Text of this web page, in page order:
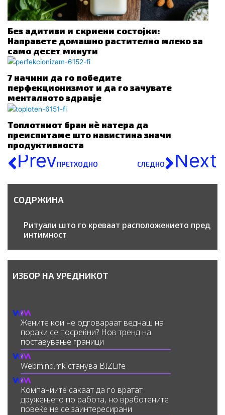
Без адитиви и скриени состојки:
Направете домашно растително млеко за
само десет минути
7 начини да го победите
перфекционизмот и да го зачувате
менталното здравје
Топлотниот бран нè натера да
преиспитаме што навистина значи
продуктивноста
PrevПРЕТХОДНО СЛЕДНО Next
СОДРЖИНА
Ритуали што го креваат расположението пред
интимност
ИЗБОР НА УРЕДНИКОТ
Жените кои не одговараат веднаш на
пораки се посреќни? Нов тренд на
поставување граници
Webmind.mk станува BIZLife
Компаниите сакаат да го вратат
дружењето по работа, но вработените
повеќе не се заинтересирани